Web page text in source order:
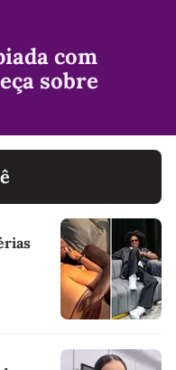
com
sobre